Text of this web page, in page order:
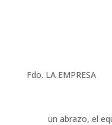
Fdo. LA EMPRESA
un abrazo, el